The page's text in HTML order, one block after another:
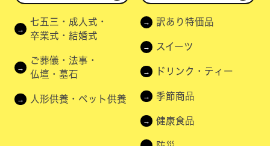
七五三・成人式・
卒業式・結婚式
ご葬儀・法事・
仏壇・墓石
人形供養・ペット供養
訳あり特価品
スイーツ
ドリンク・ティー
季節商品
健康食品